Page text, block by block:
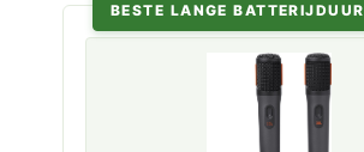
BESTE LANGE BATTERIJDUUR